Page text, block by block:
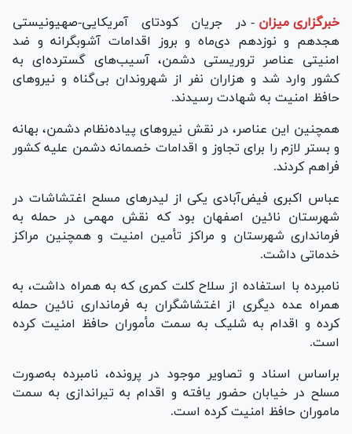
خبرگزاری میزان - در جریان کودتای آمریکایی-صهیونیستی
هجدهم و نوزدهم دی‌ماه و بروز اقدامات آشوبگرانه و ضد
امنیتی عناصر تروریستی دشمن، آسیب‌های گسترده‌ای به
کشور وارد شد و هزاران نفر از شهروندان بی‌گناه و نیرو‌های
حافظ امنیت به شهادت رسیدند.
همچنین این عناصر، در نقش نیرو‌های پیاده‌نظام دشمن، بهانه
و بستر لازم را برای تجاوز و اقدامات خصمانه دشمن علیه کشور
فراهم کردند.
عباس اکبری فیض‌آبادی یکی از لیدر‌های مسلح اغتشاشات در
شهرستان نائین اصفهان بود که نقش مهمی در حمله به
فرمانداری شهرستان و مراکز تأمین امنیت و همچنین مراکز
خدماتی داشت.
نامبرده با استفاده از سلاح کلت کمری که به همراه داشت، به
همراه عده دیگری از اغتشاشگران به فرمانداری نائین حمله
کرده و اقدام به شلیک به سمت مأموران حافظ امنیت کرده
است.
براساس اسناد و تصاویر موجود در پرونده، نامبرده به‌صورت
مسلح در خیابان حضور یافته و اقدام به تیراندازی به سمت
ماموران حافظ امنیت کرده است.